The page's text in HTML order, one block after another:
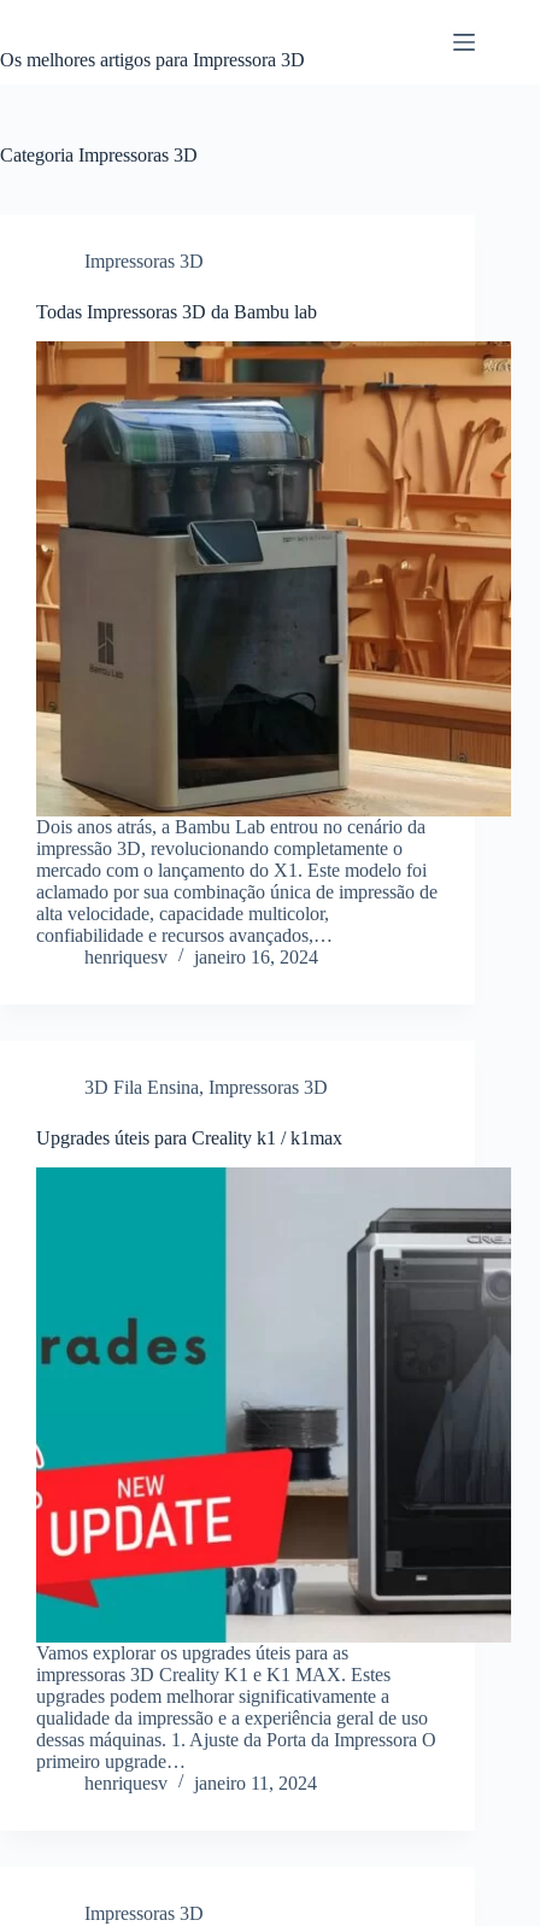
o
Os melhores artigos para Impressora 3D
Categoria Impressoras 3D
Impressoras 3D
Todas Impressoras 3D da Bambu lab
Dois anos atrás, a Bambu Lab entrou no cenário da
impressão 3D, revolucionando completamente o
mercado com o lançamento do X1. Este modelo foi
aclamado por sua combinação única de impressão de
alta velocidade, capacidade multicolor,
confiabilidade e recursos avançados,…
henriquesv
janeiro 16, 2024
3D Fila Ensina, Impressoras 3D
Upgrades úteis para Creality k1 / k1max
Vamos explorar os upgrades úteis para as
impressoras 3D Creality K1 e K1 MAX. Estes
upgrades podem melhorar significativamente a
qualidade da impressão e a experiência geral de uso
dessas máquinas. 1. Ajuste da Porta da Impressora O
primeiro upgrade…
henriquesv
janeiro 11, 2024
Impressoras 3D